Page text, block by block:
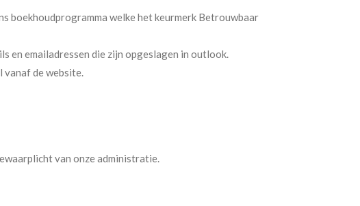
boekhoudprogramma welke het keurmerk Betrouwbaar
en emailadressen die zijn opgeslagen in outlook.
vanaf de website.
van onze administratie.